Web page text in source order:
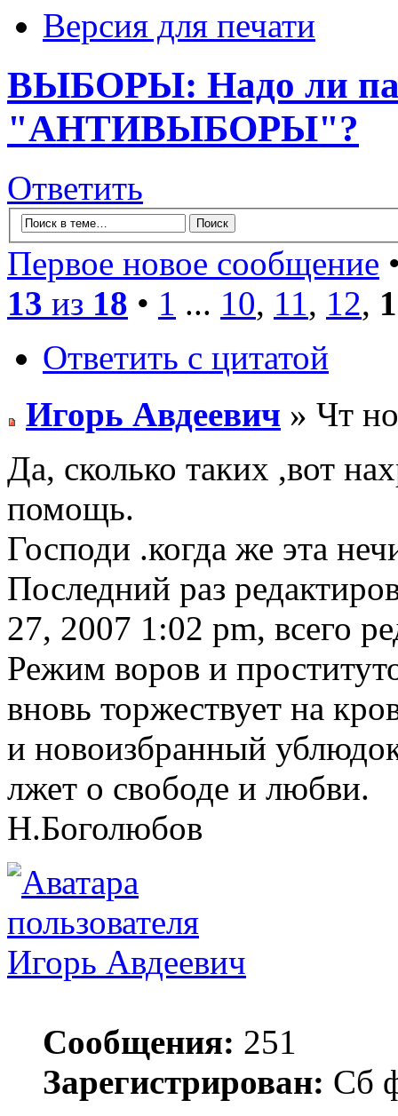
Версия для печати
ВЫБОРЫ: Надо ли
"АНТИВЫБОРЫ"?
Ответить
Первое новое сообщение
13 из 18 • 1 ... 10, 11, 12,
Ответить с цитатой
Игорь Авдеевич » Чт
Да, сколько таких ,вот
помощь.
Господи .когда же эта
Последний раз
27, 2007 1:02 pm, всего
Режим воров и
вновь торжествует на
и новоизбранный
лжет о свободе и любви.
Н.Боголюбов
Игорь Авдеевич
Сообщения: 251
Зарегистрирован: Сб